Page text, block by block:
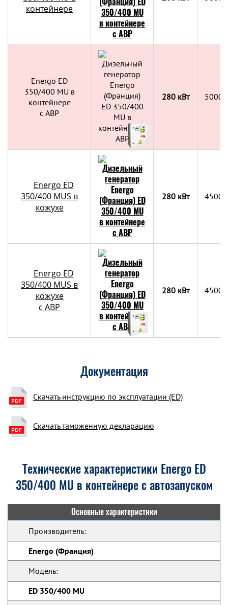
контейнере
Energo ED
350/400 MU в
контейнере
c АВР
280 кВт
Energo ED
350/400 MUS в
кожухе
280 кВт
Energo ED
350/400 MUS в
кожухе
с АВР
280 кВт
Документация
Скачать инструкцию по эксплуатации (ED)
Скачать таможенную декларацию
Технические характеристики Energo ED
350/400 MU в контейнере с автозапуском
Основные характеристики
Производитель:
Energo (Франция)
Модель:
ED 350/400 MU